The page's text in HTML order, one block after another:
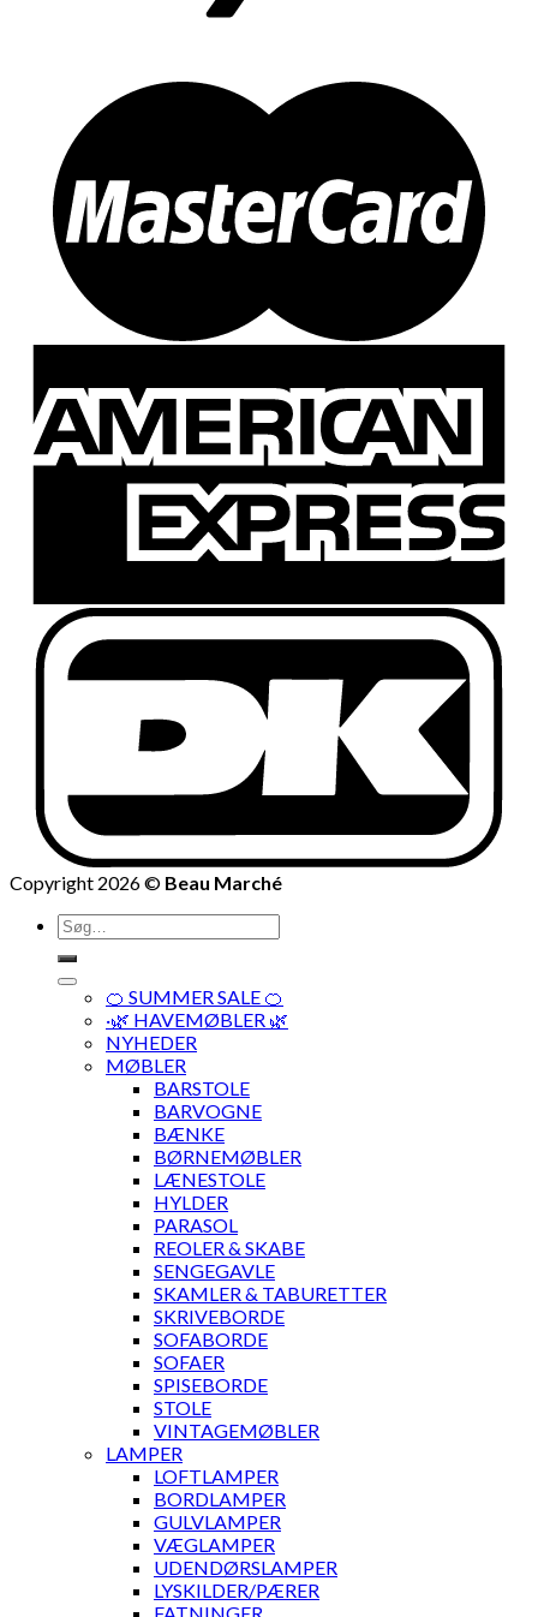
Copyright 2026 © Beau Marché
Søg
efter:
🍊 SUMMER SALE 🍊
·🌿 HAVEMØBLER 🌿
NYHEDER
MØBLER
BARSTOLE
BARVOGNE
BÆNKE
BØRNEMØBLER
LÆNESTOLE
HYLDER
PARASOL
REOLER & SKABE
SENGEGAVLE
SKAMLER & TABURETTER
SKRIVEBORDE
SOFABORDE
SOFAER
SPISEBORDE
STOLE
VINTAGEMØBLER
LAMPER
LOFTLAMPER
BORDLAMPER
GULVLAMPER
VÆGLAMPER
UDENDØRSLAMPER
LYSKILDER/PÆRER